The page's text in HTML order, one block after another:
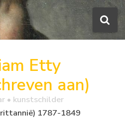
Etty
aan)
• kunstschilder
1787-1849